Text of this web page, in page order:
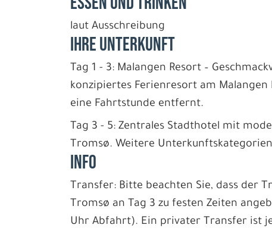
laut Ausschreibung
IHRE UNTERKUNFT
Tag 1 - 3: Malangen Resort –
konzipiertes Ferienresort am
eine Fahrtstunde entfernt.
Tag 3 - 5: Zentrales Stadthotel mit
Tromsø. Weitere
INFO
Transfer: Bitte beachten Sie, dass der
Tromsø an Tag 3 zu festen Zeiten
Uhr Abfahrt). Ein privater Transfer ist